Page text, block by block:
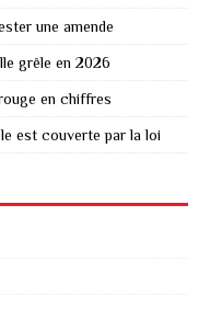
une amende
grêle en 2026
en chiffres
est couverte par la loi